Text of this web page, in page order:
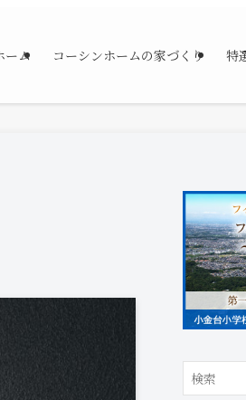
ーム コーシンホームの家づくり 特